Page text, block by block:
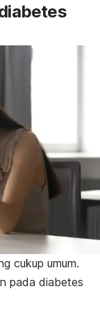
cukup umum.
pada diabetes